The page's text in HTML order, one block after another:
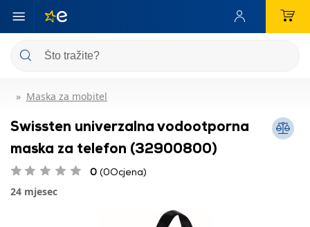
Maska za mobitel
Swissten univerzalna vodootporna
maska ​​za telefon (32900800)
0 (0Ocjena)
24 mjesec